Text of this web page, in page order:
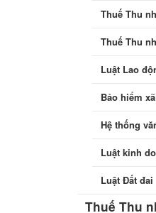
Thuế Thu
Thuế Thu
Luật Lao
Bảo hiểm
Hệ thống
Luật kinh
Luật Đất đai
Thuế Thu